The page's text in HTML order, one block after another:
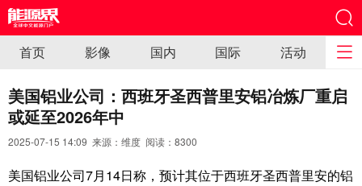
首页 影像 国内 国际 活动
美国铝业公司：西班牙圣西普里安铝冶炼厂重启
或延至2026年中
2025-07-15 14:09 来源：维度 阅读： 8300
美国铝业公司7月14日称，预计其位于西班牙圣西普里安的铝